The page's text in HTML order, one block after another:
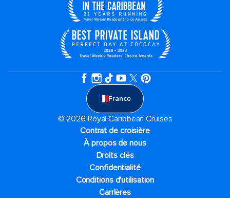
France
© 2026 Royal Caribbean Cruises
Contrat de croisière
À propos de nous
Droits clés
Confidentialité
Conditions d'utilisation
Carrières